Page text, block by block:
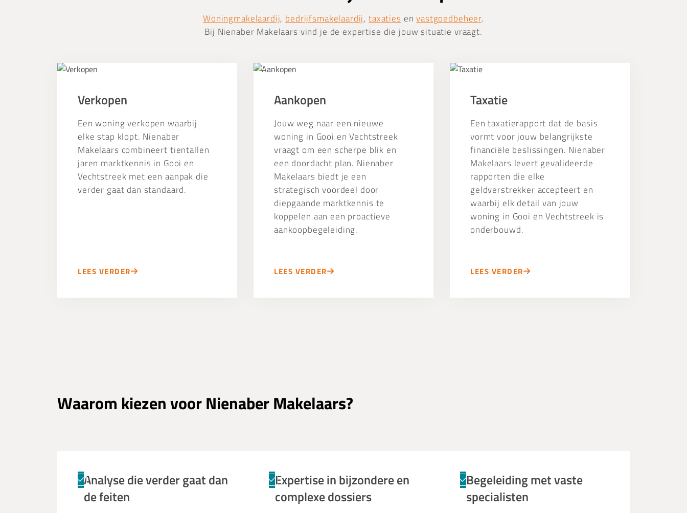
Woningmakelaardij, bedrijfsmakelaardij,taxaties envastgoedbeheer.
Bij Nienaber Makelaars vind je de expertise die jouw situatie vraagt.
Verkopen
Verkopen
Een woning verkopen waarbij
elke stap klopt. Nienaber
Makelaars combineert tientallen
jaren marktkennis in Gooi en
Vechtstreek met een aanpak die
verder gaat dan standaard.
LEES VERDER
Aankopen
Aankopen
Jouw weg naar een nieuwe
woning in Gooi en Vechtstreek
vraagt om een scherpe blik en
een doordacht plan. Nienaber
Makelaars biedt je een
strategisch voordeel door
diepgaande marktkennis te
koppelen aan een proactieve
aankoopbegeleiding.
LEES VERDER
Taxatie
Taxatie
Een taxatierapport dat de basis
vormt voor jouw belangrijkste
financiële beslissingen. Nienaber
Makelaars levert gevalideerde
rapporten die elke
geldverstrekker accepteert en
waarbij elk detail van jouw
woning in Gooi en Vechtstreek is
onderbouwd.
LEES VERDER
Waarom kiezen voor Nienaber Makelaars?
Analyse die verder gaat dan
de feiten
Expertise in bijzondere en
complexe dossiers
Begeleiding met vaste
specialisten